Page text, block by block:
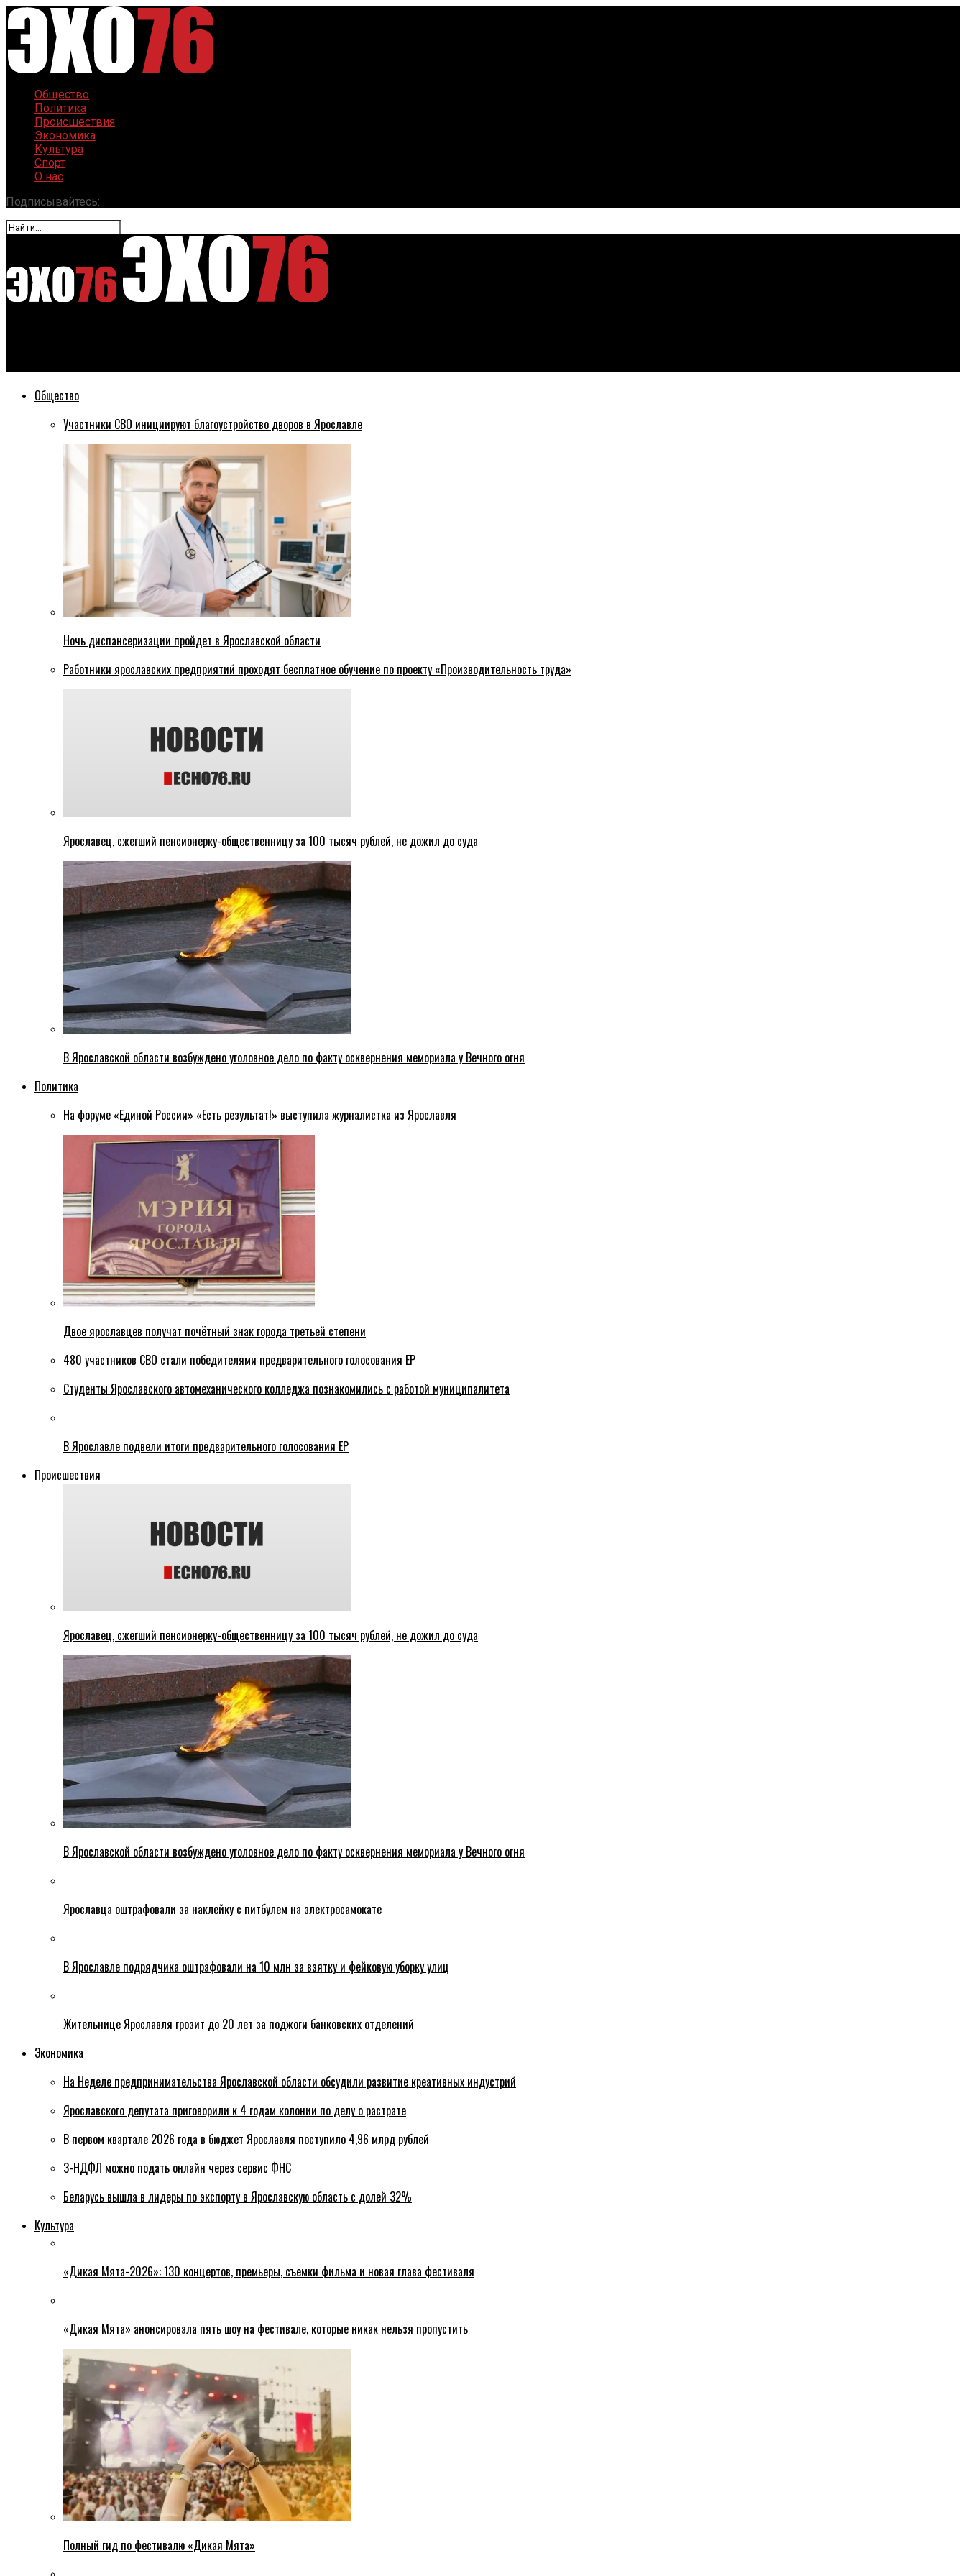
Общество
Политика
Происшествия
Экономика
Культура
Спорт
О нас
Подписывайтесь:
Общество
Участники СВО инициируют благоустройство дворов в Ярославле
Ночь диспансеризации пройдет в Ярославской области
Работники ярославских предприятий проходят бесплатное обучение по проекту «Производительность труда»
Ярославец, сжегший пенсионерку-общественницу за 100 тысяч рублей, не дожил до суда
В Ярославской области возбуждено уголовное дело по факту осквернения мемориала у Вечного огня
Политика
На форуме «Единой России» «Есть результат!» выступила журналистка из Ярославля
Двое ярославцев получат почётный знак города третьей степени
480 участников СВО стали победителями предварительного голосования ЕР
Студенты Ярославского автомеханического колледжа познакомились с работой муниципалитета
В Ярославле подвели итоги предварительного голосования ЕР
Происшествия
Ярославец, сжегший пенсионерку-общественницу за 100 тысяч рублей, не дожил до суда
В Ярославской области возбуждено уголовное дело по факту осквернения мемориала у Вечного огня
Ярославца оштрафовали за наклейку с питбулем на электросамокате
В Ярославле подрядчика оштрафовали на 10 млн за взятку и фейковую уборку улиц
Жительнице Ярославля грозит до 20 лет за поджоги банковских отделений
Экономика
На Неделе предпринимательства Ярославской области обсудили развитие креативных индустрий
Ярославского депутата приговорили к 4 годам колонии по делу о растрате
В первом квартале 2026 года в бюджет Ярославля поступило 4,96 млрд рублей
3-НДФЛ можно подать онлайн через сервис ФНС
Беларусь вышла в лидеры по экспорту в Ярославскую область с долей 32%
Культура
«Дикая Мята-2026»: 130 концертов, премьеры, съемки фильма и новая глава фестиваля
«Дикая Мята» анонсировала пять шоу на фестивале, которые никак нельзя пропустить
Полный гид по фестивалю «Дикая Мята»